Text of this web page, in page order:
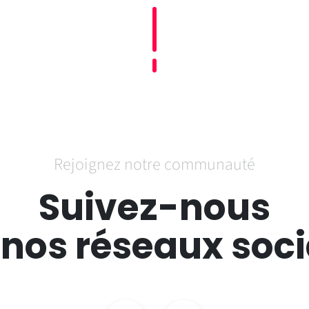
Rejoignez notre communauté
Suivez-nous
réseaux